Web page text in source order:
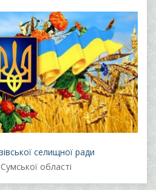
селищної ради
області